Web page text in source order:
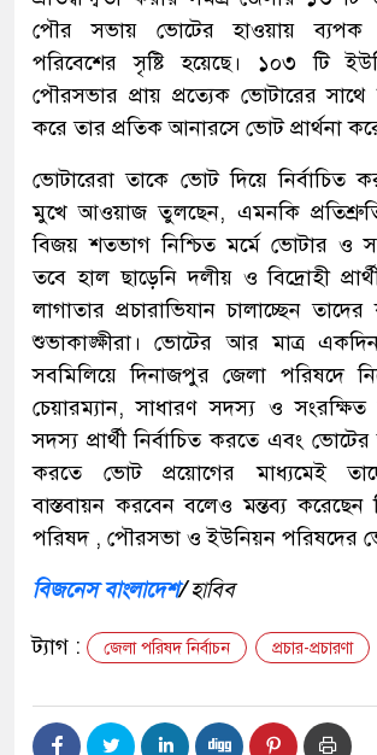
পৌর সভায় ভোটের হাওয়ায়
পরিবেশের সৃষ্টি হয়েছে। ১০৩ টি
পৌরসভার প্রায় প্রত্যেক ভোটারের সাথে
করে তার প্রতিক আনারসে ভোট প্রার্থনা
ভোটারেরা তাকে ভোট দিয়ে নির্বাচিত
মুখে আওয়াজ তুলছেন, এমনকি
বিজয় শতভাগ নিশ্চিত মর্মে ভোটার ও
তবে হাল ছাড়েনি দলীয় ও বিদ্রোহী
লাগাতার প্রচারাভিযান চালাচ্ছেন
শুভাকাঙ্ক্ষীরা। ভোটের আর মাত্র
সবমিলিয়ে দিনাজপুর জেলা পরিষদে
চেয়ারম্যান, সাধারণ সদস্য ও
সদস্য প্রার্থী নির্বাচিত করতে এবং ভোটের
করতে ভোট প্রয়োগের মাধ্যমেই
বাস্তবায়ন করবেন বলেও মন্তব্য করেছেন
পরিষদ , পৌরসভা ও ইউনিয়ন পরিষদের
বিজনেস বাংলাদেশ/হাবিব
ট্যাগ : জেলা পরিষদ নির্বাচন প্রচার-প্রচারণা